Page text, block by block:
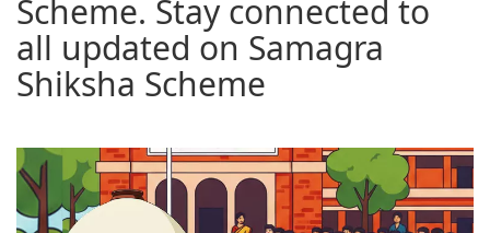
Scheme. Stay connected to
all updated on Samagra
Shiksha Scheme